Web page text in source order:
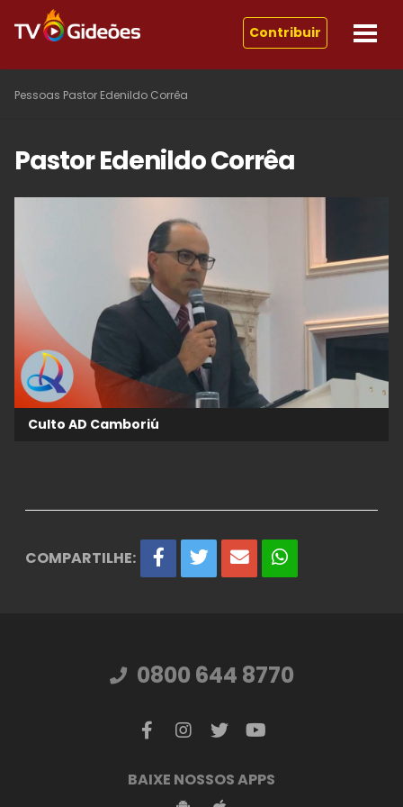
Contribuir
Pessoas Pastor Edenildo Corrêa
Pastor Edenildo Corrêa
Culto AD Camboriú
COMPARTILHE:
0800 644 8770
BAIXE NOSSOS APPS